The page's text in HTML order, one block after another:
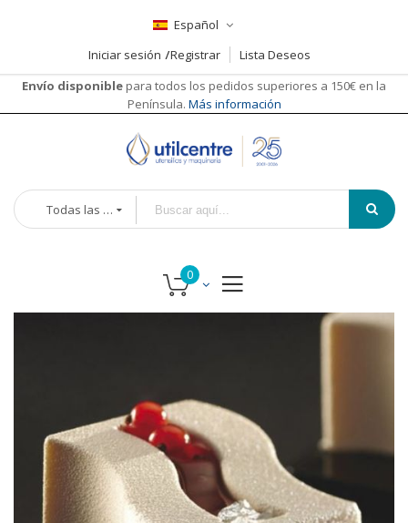
Español
Iniciar sesión
Registrar
Lista Deseos
Envío disponible para todos los pedidos superiores a 150€ en la
Península. Más información
Todas las categorías
imágenes